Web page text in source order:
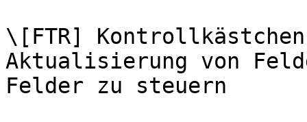
\[FTR]
Aktualisierung von
Felder zu steuern